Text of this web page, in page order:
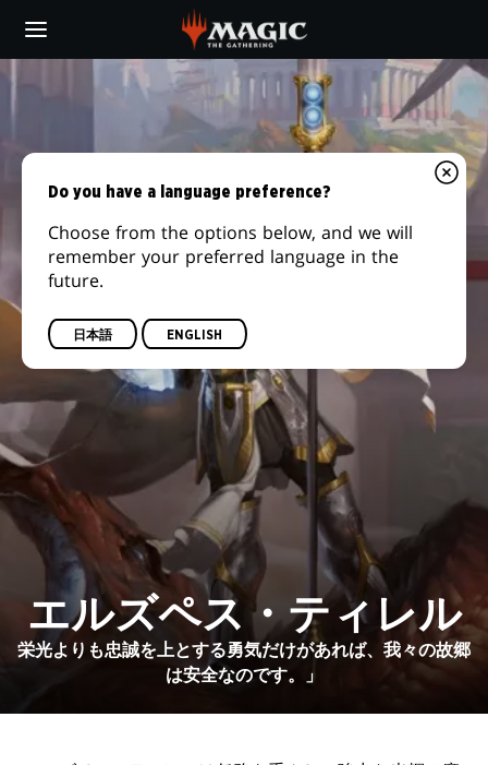
main
エ
ス
エルズペス・ティレル
栄光よりも忠誠を上とする勇気だけがあれば、我々の故郷
は安全なのです。」
Do you have a language preference?
Choose from the options below, and we will
remember your preferred language in the
future.
日本語 ENGLISH